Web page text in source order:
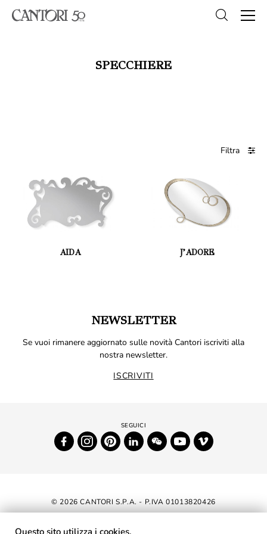
SPECCHIERE
Filtra
AIDA J’ADORE
NEWSLETTER
Se vuoi rimanere aggiornato sulle novità Cantori iscriviti alla
nostra newsletter.
ISCRIVITI
© 2026 CANTORI S.P.A. - P.IVA 01013820426
DICHIARAZIONE DI ACCESSIBILITÀ
Questo sito utilizza i cookies.